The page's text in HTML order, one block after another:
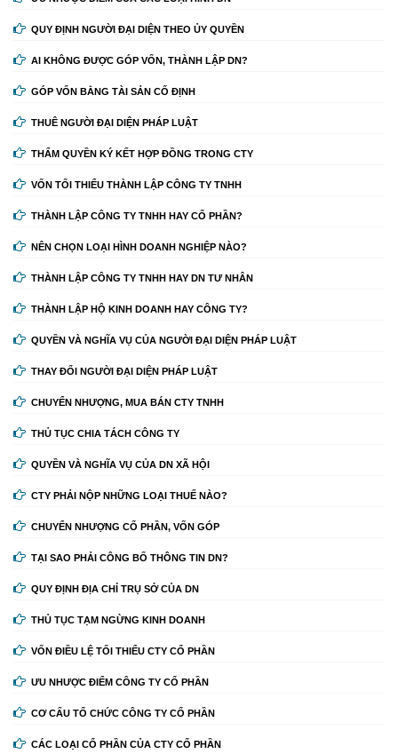
QUY ĐỊNH NGƯỜI ĐẠI DIỆN THEO ỦY QUYỀN
AI KHÔNG ĐƯỢC GÓP VỐN, THÀNH LẬP DN?
GÓP VỐN BẰNG TÀI SẢN CỐ ĐỊNH
THUÊ NGƯỜI ĐẠI DIỆN PHÁP LUẬT
THẨM QUYỀN KÝ KẾT HỢP ĐỒNG TRONG CTY
VỐN TỐI THIỂU THÀNH LẬP CÔNG TY TNHH
THÀNH LẬP CÔNG TY TNHH HAY CỔ PHẦN?
NÊN CHỌN LOẠI HÌNH DOANH NGHIỆP NÀO?
THÀNH LẬP CÔNG TY TNHH HAY DN TƯ NHÂN
THÀNH LẬP HỘ KINH DOANH HAY CÔNG TY?
QUYỀN VÀ NGHĨA VỤ CỦA NGƯỜI ĐẠI DIỆN PHÁP LUẬT
THAY ĐỔI NGƯỜI ĐẠI DIỆN PHÁP LUẬT
CHUYỂN NHƯỢNG, MUA BÁN CTY TNHH
THỦ TỤC CHIA TÁCH CÔNG TY
QUYỀN VÀ NGHĨA VỤ CỦA DN XÃ HỘI
CTY PHẢI NỘP NHỮNG LOẠI THUẾ NÀO?
CHUYỂN NHƯỢNG CỔ PHẦN, VỐN GÓP
TẠI SAO PHẢI CÔNG BỐ THÔNG TIN DN?
QUY ĐỊNH ĐỊA CHỈ TRỤ SỞ CỦA DN
THỦ TỤC TẠM NGỪNG KINH DOANH
VỐN ĐIỀU LỆ TỐI THIỂU CTY CỔ PHẦN
ƯU NHƯỢC ĐIỂM CÔNG TY CỔ PHẦN
CƠ CẤU TỔ CHỨC CÔNG TY CỔ PHẦN
CÁC LOẠI CỔ PHẦN CỦA CTY CỔ PHẦN